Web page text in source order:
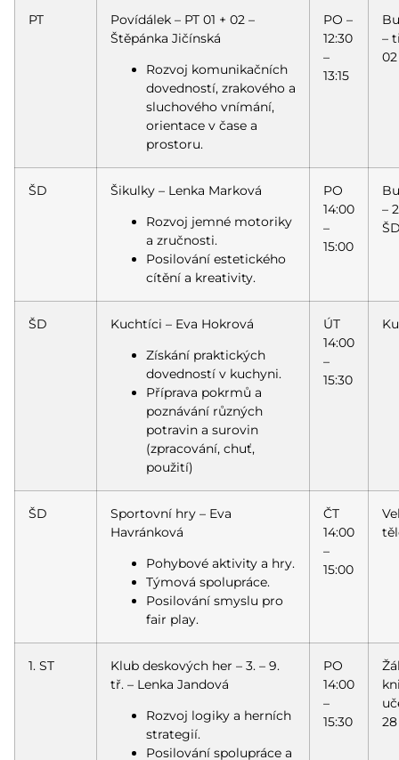
PT
Povídálek – PT 01 + 02 –
Štěpánka Jičínská
Rozvoj komunikačních
dovedností, zrakového a
sluchového vnímání,
orientace v čase a
prostoru.
PO –
12:30
–
13:15
–
02
ŠD
Šikulky – Lenka Marková
Rozvoj jemné motoriky
a zručnosti.
Posilování estetického
cítění a kreativity.
PO
14:00
–
15:00
–
ŠD
Kuchtíci – Eva Hokrová
Získání praktických
dovedností v kuchyni.
Příprava pokrmů a
poznávání různých
potravin a surovin
(zpracování, chuť,
použití)
ÚT
14:00
–
15:30
ŠD
Sportovní hry – Eva
Havránková
Pohybové aktivity a hry.
Týmová spolupráce.
Posilování smyslu pro
fair play.
ČT
14:00
–
15:00
1. ST
Klub deskových her – 3. – 9.
tř. – Lenka Jandová
Rozvoj logiky a herních
strategií.
Posilování spolupráce a
PO
14:00
–
15:30
28